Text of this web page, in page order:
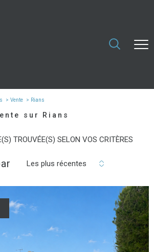
Vente Rians
sur Rians
TROUVÉE(S) SELON VOS CRITÈRES
Les plus récentes